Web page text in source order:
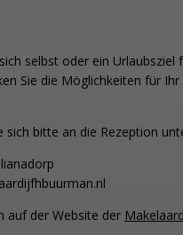
selbst oder ein
Sie die Möglichkeiten für
sich bitte an die Rezeption
auf der Website der